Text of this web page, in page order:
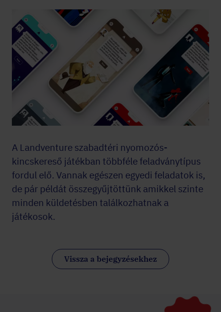
A Landventure szabadtéri nyomozós-
kincskereső játékban többféle feladványtípus
fordul elő. Vannak egészen egyedi feladatok is,
de pár példát összegyűjtöttünk amikkel szinte
minden küldetésben találkozhatnak a
játékosok.
Vissza a bejegyzésekhez